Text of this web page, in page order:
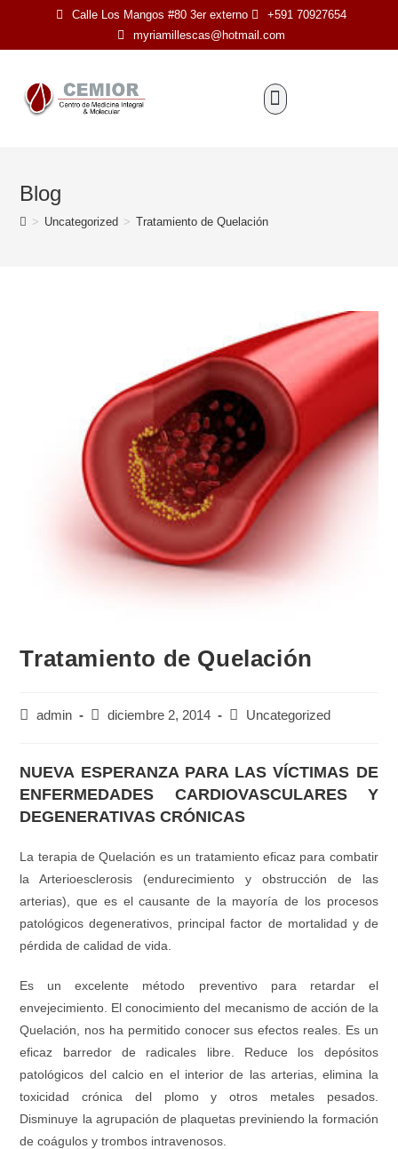
Calle Los Mangos #80 3er externo
+591 70927654
myriamillescas@hotmail.com
Blog
> Uncategorized > Tratamiento de Quelación
Tratamiento de Quelación
admin diciembre 2, 2014 Uncategorized
NUEVA ESPERANZA PARA LAS VÍCTIMAS DE
ENFERMEDADES CARDIOVASCULARES Y
DEGENERATIVAS CRÓNICAS
La terapia de Quelación es un tratamiento eficaz para combatir
la Arterioesclerosis (endurecimiento y obstrucción de las
arterias), que es el causante de la mayoría de los procesos
patológicos degenerativos, principal factor de mortalidad y de
pérdida de calidad de vida.
Es un excelente método preventivo para retardar el
envejecimiento. El conocimiento del mecanismo de acción de la
Quelación, nos ha permitido conocer sus efectos reales. Es un
eficaz barredor de radicales libre. Reduce los depósitos
patológicos del calcio en el interior de las arterias, elimina la
toxicidad crónica del plomo y otros metales pesados.
Disminuye la agrupación de plaquetas previniendo la formación
de coágulos y trombos intravenosos.